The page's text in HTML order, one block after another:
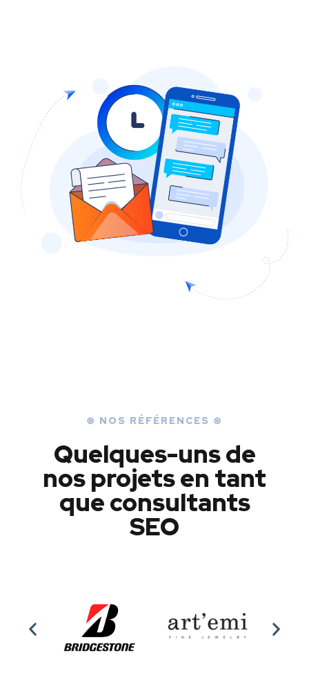
⊛ NOS RÉFÉRENCES ⊛
Quelques-uns de
nos projets en tant
que consultants
SEO